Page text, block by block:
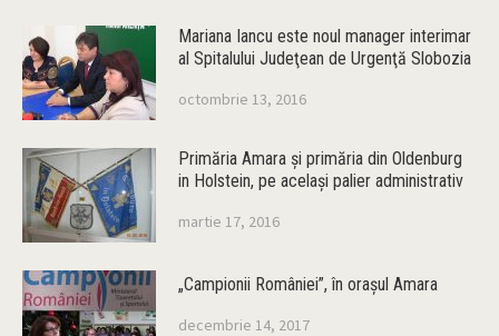
Mariana Iancu este noul manager interimar
al Spitalului Judeţean de Urgenţă Slobozia
octombrie 13, 2016
Primăria Amara şi primăria din Oldenburg
in Holstein, pe acelaşi palier administrativ
martie 17, 2016
„Campionii României”, în oraşul Amara
decembrie 14, 2017